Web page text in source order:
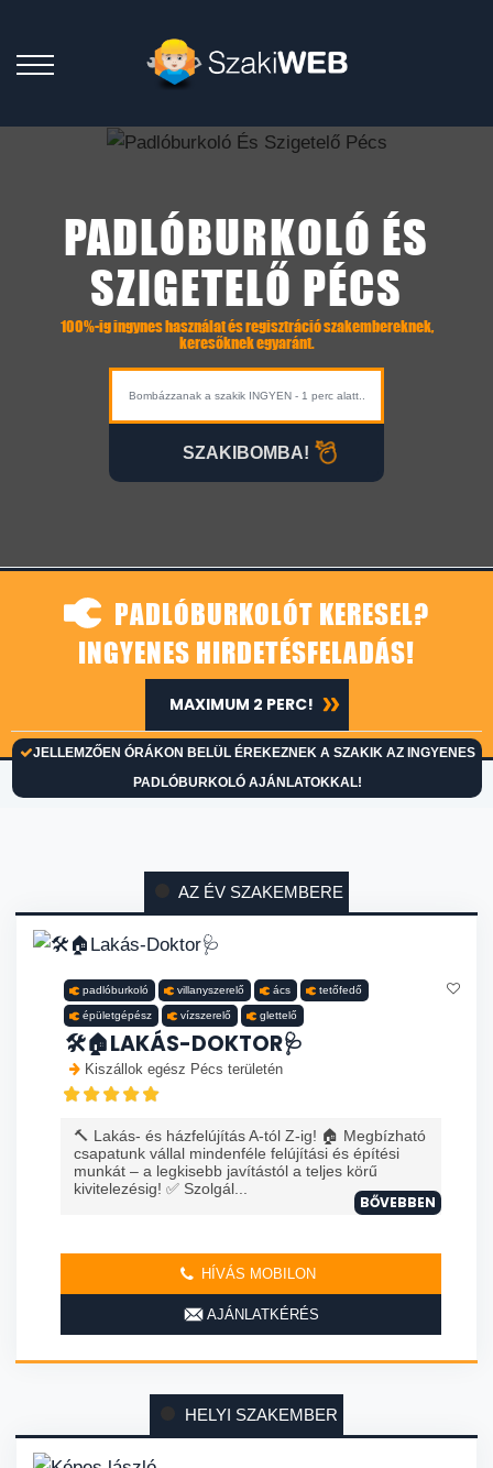
PADLÓBURKOLÓ ÉS
SZIGETELŐ PÉCS
100%-ig ingynes használat és regisztráció szakembereknek,
keresőknek egyaránt.
SZAKIBOMBA!
PADLÓBURKOLÓT KERESEL?
INGYENES HIRDETÉSFELADÁS!
JELLEMZŐEN ÓRÁKON BELÜL ÉREKEZNEK A SZAKIK AZ INGYENES
PADLÓBURKOLÓ AJÁNLATOKKAL!
MAXIMUM 2 PERC!
AZ ÉV SZAKEMBERE
padlóburkoló villanyszerelő ács tetőfedő
épületgépész vízszerelő glettelő
🛠️🏠LAKÁS-DOKTOR🩺
Kiszállok egész Pécs területén
🔨 Lakás- és házfelújítás A-tól Z-ig! 🏠 Megbízható
csapatunk vállal mindenféle felújítási és építési
munkát – a legkisebb javítástól a teljes körű
kivitelezésig! ✅ Szolgál...
BŐVEBBEN
HÍVÁS MOBILON
AJÁNLATKÉRÉS
HELYI SZAKEMBER